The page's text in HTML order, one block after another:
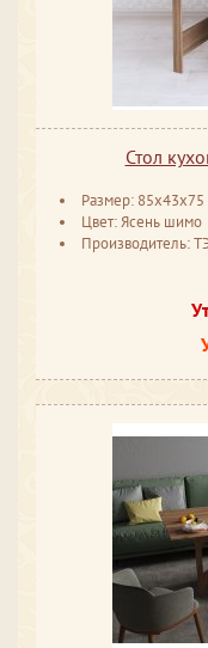
Стол
Размер: 85x43x75
Цвет: Ясень шимо
Производитель: